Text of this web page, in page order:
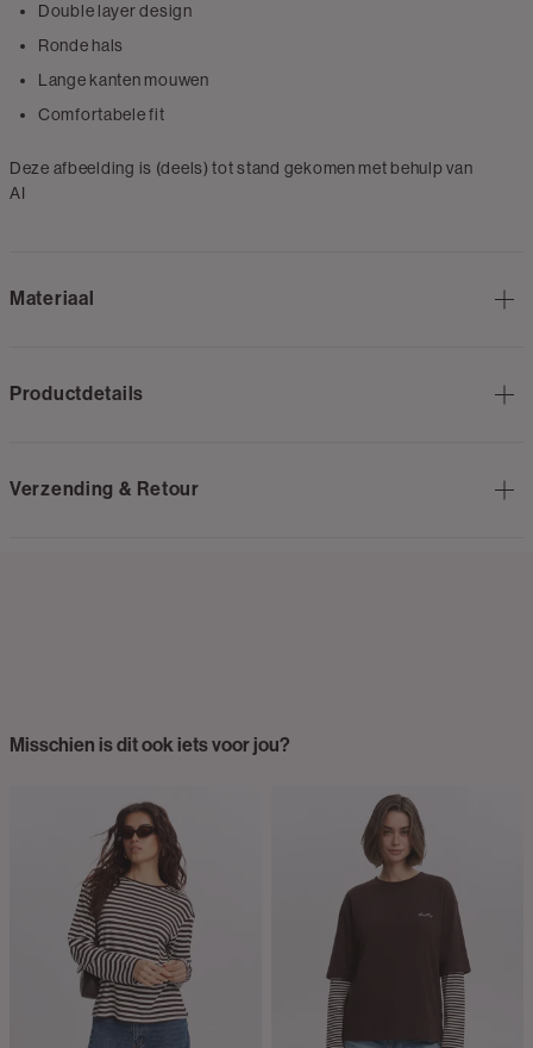
Double layer design
Ronde hals
Lange kanten mouwen
Comfortabele fit
Deze afbeelding is (deels) tot stand gekomen met behulp van
AI
Materiaal
Productdetails
Verzending & Retour
Misschien is dit ook iets voor jou?